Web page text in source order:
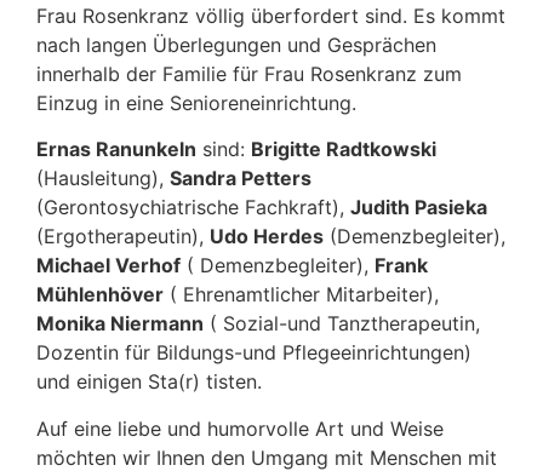
Frau Rosenkranz völlig überfordert sind. Es kommt
nach langen Überlegungen und Gesprächen
innerhalb der Familie für Frau Rosenkranz zum
Einzug in eine Senioreneinrichtung.
Ernas Ranunkeln sind: Brigitte Radtkowski
(Hausleitung), Sandra Petters
(Gerontosychiatrische Fachkraft), Judith Pasieka
(Ergotherapeutin), Udo Herdes (Demenzbegleiter),
Michael Verhof ( Demenzbegleiter), Frank
Mühlenhöver ( Ehrenamtlicher Mitarbeiter),
Monika Niermann ( Sozial-und Tanztherapeutin,
Dozentin für Bildungs-und Pflegeeinrichtungen)
und einigen Sta(r) tisten.
Auf eine liebe und humorvolle Art und Weise
möchten wir Ihnen den Umgang mit Menschen mit